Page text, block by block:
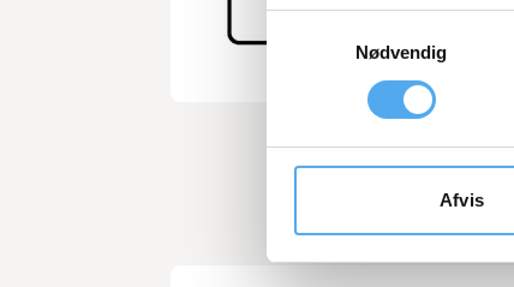
Nødvendig
Afvis
SE RUTEN